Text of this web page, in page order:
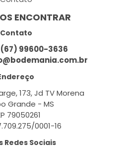
ENCONTRAR
Contato
(67) 99600-3636
173, Jd TV Morena
Grande - MS
79050261
0001-16
Redes Sociais